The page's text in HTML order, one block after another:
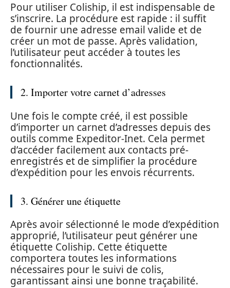
Pour utiliser Coliship, il est indispensable de
s’inscrire. La procédure est rapide : il suffit
de fournir une adresse email valide et de
créer un mot de passe. Après validation,
l’utilisateur peut accéder à toutes les
fonctionnalités.
2. Importer votre carnet d’adresses
Une fois le compte créé, il est possible
d’importer un carnet d’adresses depuis des
outils comme Expeditor-Inet. Cela permet
d’accéder facilement aux contacts pré-
enregistrés et de simplifier la procédure
d’expédition pour les envois récurrents.
3. Générer une étiquette
Après avoir sélectionné le mode d’expédition
approprié, l’utilisateur peut générer une
étiquette Coliship. Cette étiquette
comportera toutes les informations
nécessaires pour le suivi de colis,
garantissant ainsi une bonne traçabilité.